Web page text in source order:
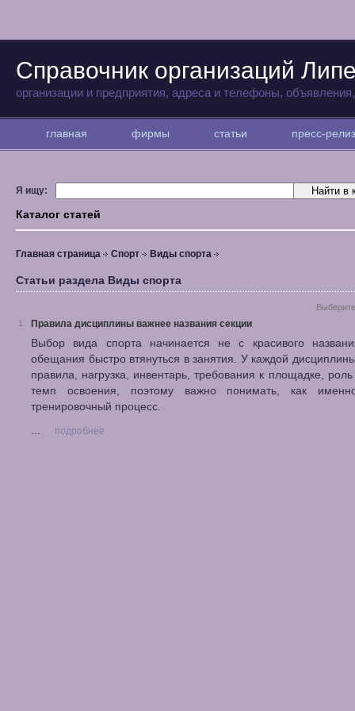
Справочник организаций
организации и предприятия, адреса и телефоны,
главная фирмы статьи пресс-
Я ищу:
Каталог статей
Главная страница Спорт Виды спорта
Статьи раздела Виды спорта
1. Правила дисциплины важнее названия секции
Выбор вида спорта начинается не с красивого
обещания быстро втянуться в занятия. У каждой
правила, нагрузка, инвентарь, требования к площадке,
темп освоения, поэтому важно понимать, как
тренировочный процесс.
...
подробнее